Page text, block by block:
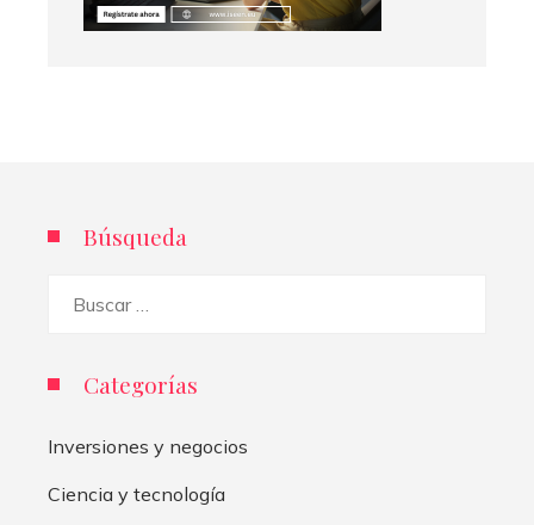
Búsqueda
Categorías
Inversiones y negocios
Ciencia y tecnología